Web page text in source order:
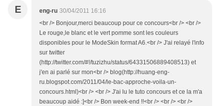
E eng-ru 30/04/2011 16:16
<br /> Bonjour,merci beaucoup pour ce concours<br /> <br />
Le rouge,le blanc et le vert pomme sont les couleurs
disponibles pour le ModeSkin format A6.<br /> J'ai relayé l'info
sur twitter
(http://twitter.com/#!/tuzizhu/status/64331506889408513) et
j'en ai parlé sur mon<br /> blog(http://huang-eng-
ru.blogspot.com/2011/04/le-bac-approche-voila-un-
concours.html)<br /> <br /> J'ai lu le tuto concours et ce la m'a
beaucoup aidé :]<br /> Bon week-end !!<br /> <br /> <br />